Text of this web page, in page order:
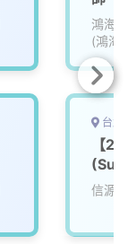
鴻海精
(鴻海)
台北
【
信源企